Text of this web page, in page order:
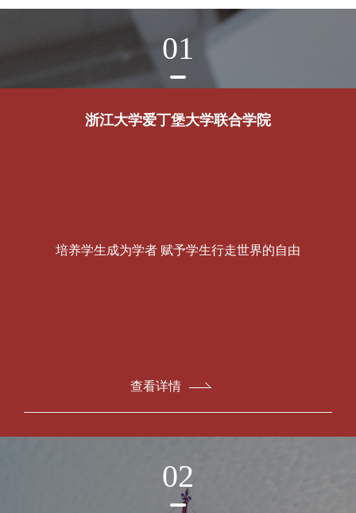
01
浙江大学爱丁堡大学联合学院
培养学生成为学者 赋予学生行走世界的自由
查看详情
02